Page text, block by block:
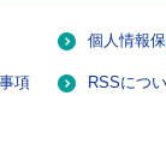
個人情報
項 RSSにつ